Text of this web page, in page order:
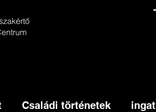
Családi történetek